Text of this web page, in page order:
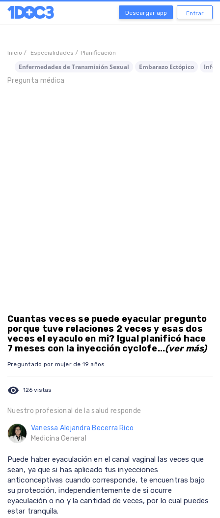
Descargar app Entrar
Inicio / Especialidades / Planificación
Enfermedades de Transmisión Sexual Embarazo Ectópico
Pregunta médica
Cuantas veces se puede eyacular pregunto
porque tuve relaciones 2 veces y esas dos
veces el eyaculo en mi? Igual planificó hace
7 meses con la inyección cyclofe...(ver más)
Preguntado por mujer de 19 años
visibility 126 vistas
Nuestro profesional de la salud responde
Vanessa Alejandra Becerra Rico
Medicina General
Puede haber eyaculación en el canal vaginal las veces que
sean, ya que si has aplicado tus inyecciones
anticonceptivas cuando corresponde, te encuentras bajo
su protección, independientemente de si ocurre
eyaculación o no y la cantidad de veces, por lo cual puedes
estar tranquila.